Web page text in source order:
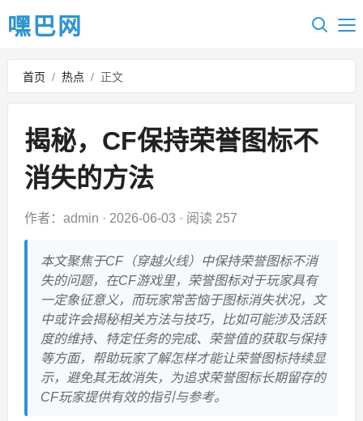
嘿巴网
首页 / 热点 / 正文
揭秘，CF保持荣誉图标不
消失的方法
作者：admin · 2026-06-03 · 阅读 257
本文聚焦于CF（穿越火线）中保持荣誉图标不消
失的问题，在CF游戏里，荣誉图标对于玩家具有
一定象征意义，而玩家常苦恼于图标消失状况，文
中或许会揭秘相关方法与技巧，比如可能涉及活跃
度的维持、特定任务的完成、荣誉值的获取与保持
等方面，帮助玩家了解怎样才能让荣誉图标持续显
示，避免其无故消失，为追求荣誉图标长期留存的
CF玩家提供有效的指引与参考。